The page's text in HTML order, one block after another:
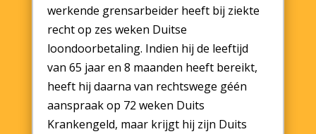
werkende grensarbeider heeft bij ziekte
recht op zes weken Duitse
loondoorbetaling. Indien hij de leeftijd
van 65 jaar en 8 maanden heeft bereikt,
heeft hij daarna van rechtswege géén
aanspraak op 72 weken Duits
Krankengeld, maar krijgt hij zijn Duits